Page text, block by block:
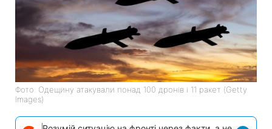
Фото: Одещину атакували понад 100 дронів і 11 ракет (Getty
Images)